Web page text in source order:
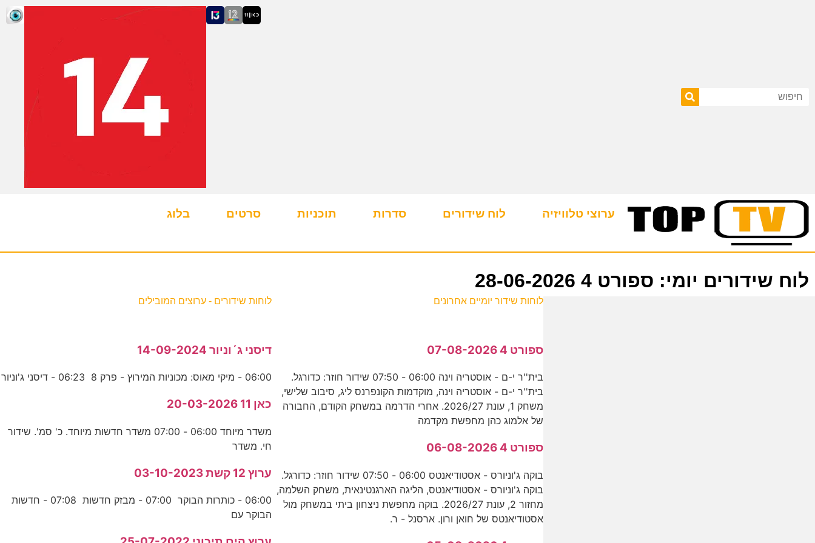
ערוצי טלוויזיה לוח שידורים סדרות תוכניות סרטים בלוג
לוח שידורים יומי: ספורט 4 28-06-2026
לוחות שידור יומיים אחרונים
ספורט 4 07-08-2026
בית''ר י-ם - אוסטריה וינה 06:00 - 07:50 שידור חוזר: כדורגל.
בית''ר י-ם - אוסטריה וינה, מוקדמות הקונפרנס ליג, סיבוב שלישי,
משחק 1, עונת 2026/27. אחרי הדרמה במשחק הקודם, החבורה
של אלמוג כהן מחפשת מקדמה
ספורט 4 06-08-2026
בוקה ג'וניורס - אסטודיאנטס 06:00 - 07:50 שידור חוזר: כדורגל.
בוקה ג'וניורס - אסטודיאנטס, הליגה הארגנטינאית, משחק השלמה,
מחזור 2, עונת 2026/27. בוקה מחפשת ניצחון ביתי במשחק מול
אסטודיאנטס של חואן ורון. ארסנל - ר.
לוחות שידורים - ערוצים המובילים
דיסני ג´וניור 14-09-2024
06:00 - מיקי מאוס: מכוניות המירוץ - פרק 8 06:23 - דיסני ג'וניור
כאן 11 20-03-2026
משדר מיוחד 06:00 - 07:00 משדר חדשות מיוחד. כ' סמ'. שידור
חי. משדר
ערוץ 12 קשת 03-10-2023
06:00 - כותרות הבוקר 07:00 - מבזק חדשות 07:08 - חדשות
הבוקר עם